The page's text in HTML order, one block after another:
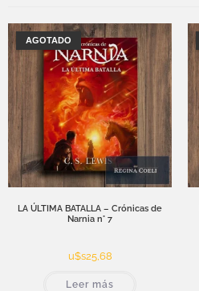
AGOTADO
LA ÚLTIMA BATALLA – Crónicas de
Narnia n° 7
u$s25,68
Leer más